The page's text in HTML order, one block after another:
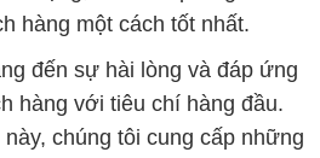
hàng một cách tốt nhất.
đến sự hài lòng và đáp ứng
hàng với tiêu chí hàng đầu.
chúng tôi cung cấp những